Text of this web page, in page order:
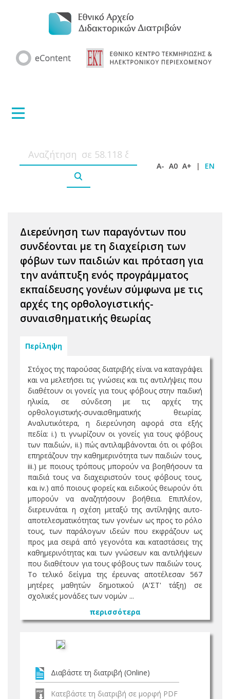
A- A0 A+ | EN
Διερεύνηση των παραγόντων που
συνδέονται με τη διαχείριση των
φόβων των παιδιών και πρόταση για
την ανάπτυξη ενός προγράμματος
εκπαίδευσης γονέων σύμφωνα με τις
αρχές της ορθολογιστικής-
συναισθηματικής θεωρίας
Περίληψη
Στόχος της παρούσας διατριβής είναι να καταγράψει
και να μελετήσει τις γνώσεις και τις αντιλήψεις που
διαθέτουν οι γονείς για τους φόβους στην παιδική
ηλικία, σε σύνδεση με τις αρχές της
ορθολογιστικής-συναισθηματικής θεωρίας.
Αναλυτικότερα, η διερεύνηση αφορά στα εξής
πεδία: i.) τι γνωρίζουν οι γονείς για τους φόβους
των παιδιών, ii.) πώς αντιλαμβάνονται ότι οι φόβοι
επηρεάζουν την καθημερινότητα των παιδιών τους,
iii.) με ποιους τρόπους μπορούν να βοηθήσουν τα
παιδιά τους να διαχειριστούν τους φόβους τους,
και iv.) από ποιους φορείς και ειδικούς θεωρούν ότι
μπορούν να αναζητήσουν βοήθεια. Επιπλέον,
διερευνάται η σχέση μεταξύ της αντίληψης αυτο-
αποτελεσματικότητας των γονέων ως προς το ρόλο
τους, των παράλογων ιδεών που εκφράζουν ως
προς μια σειρά από γεγονότα και καταστάσεις της
καθημερινότητας και των γνώσεων και αντιλήψεων
που διαθέτουν για τους φόβους των παιδιών τους.
Το τελικό δείγμα της έρευνας αποτέλεσαν 567
μητέρες μαθητών δημοτικού (Α'ΣΤ' τάξη) σε
σχολικές μονάδες των νομών ...
περισσότερα
Διαβάστε τη διατριβή (Online)
Κατεβάστε τη διατριβή σε μορφή PDF